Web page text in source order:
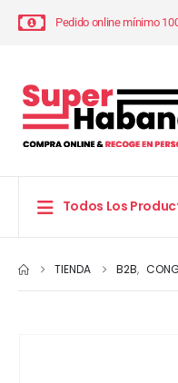
Pedido online mínimo
Todos Los
TIENDA B2B,